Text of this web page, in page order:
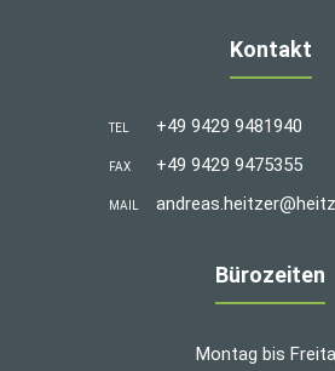
Kontakt
TEL +49 9429 9481940
FAX +49 9429 9475355
MAIL
Bürozeiten
Montag bis